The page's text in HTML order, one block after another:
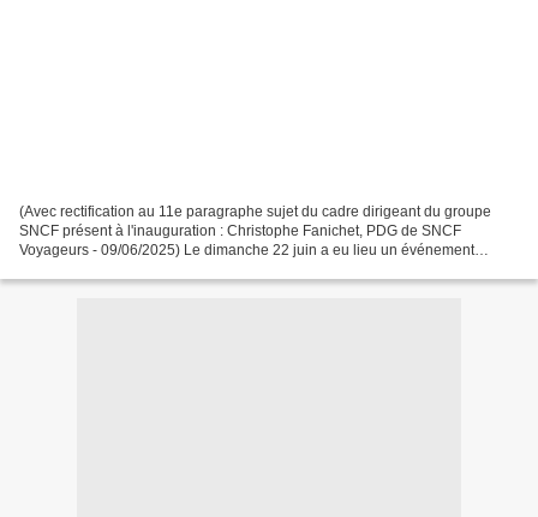
(Avec rectification au 11e paragraphe sujet du cadre dirigeant du groupe
SNCF présent à l'inauguration : Christophe Fanichet, PDG de SNCF
Voyageurs - 09/06/2025) Le dimanche 22 juin a eu lieu un événement